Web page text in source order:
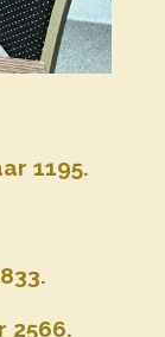
1195.
2566.